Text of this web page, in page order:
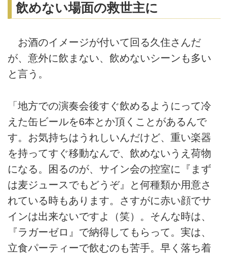
飲めない場面の救世主に
お酒のイメージが付いて回る久住さんだ
が、意外に飲まない、飲めないシーンも多い
と言う。
「地方での演奏会後すぐ飲めるようにって冷
えた缶ビールを6本とか頂くことがあるんで
す。お気持ちはうれしいんだけど、重い楽器
を持ってすぐ移動なんで、飲めないうえ荷物
になる。困るのが、サイン会の控室に『まず
は麦ジュースでもどうぞ』と何種類か用意さ
れている時もあります。さすがに赤い顔でサ
インは出来ないですよ（笑）。そんな時は、
『ラガーゼロ』で納得してもらって。実は、
立食パーティーで飲むのも苦手。早く落ち着